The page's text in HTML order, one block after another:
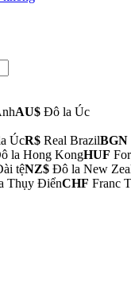
AU$ Đô la Úc
ÚcR$ Real BrazilBGN
la Hong KongHUF
tệNZ$ Đô la New
Thụy ĐiểnCHF Franc